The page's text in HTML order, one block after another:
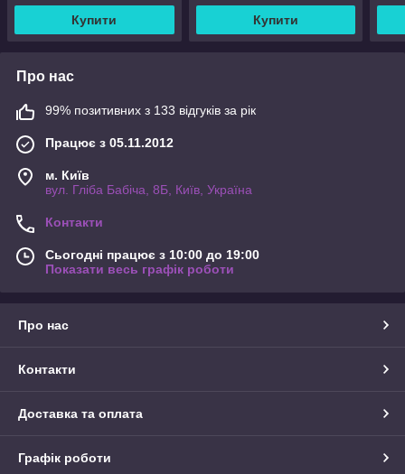
Купити Купити
Про нас
99% позитивних з 133 відгуків за рік
Працює з 05.11.2012
м. Київ
вул. Гліба Бабіча, 8Б, Київ, Україна
Контакти
Сьогодні працює з 10:00 до 19:00
Показати весь графік роботи
Про нас
Контакти
Доставка та оплата
Графік роботи